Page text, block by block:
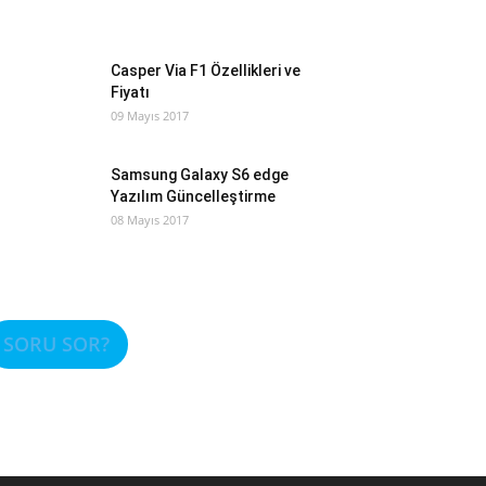
Casper Via F1 Özellikleri ve
Fiyatı
09 Mayıs 2017
Samsung Galaxy S6 edge
Yazılım Güncelleştirme
08 Mayıs 2017
SORU SOR?